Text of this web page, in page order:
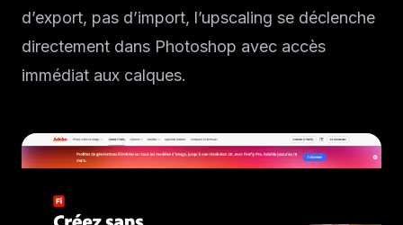
d’export, pas d’import, l’upscaling se déclenche
directement dans Photoshop avec accès
immédiat aux calques.